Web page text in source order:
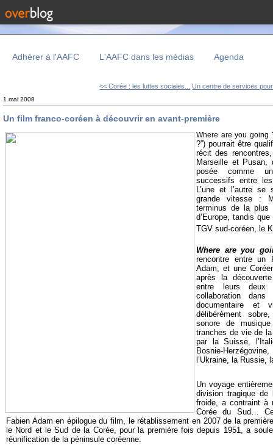
Adhérer à l'AAFC L'AAFC dans les médias Agenda
<< Corée : les luttes sociales... Un centre de services
1 mai 2008
Un film franco-coréen à découvrir en avant-première
Where are you going
?”) pourrait être
récit des
Marseille et Pusan,
posée comme
successifs entre
L’une et l’autre
grande vitesse :
terminus de la plus
d’Europe, tandis
TGV sud-coréen, le
Where are you
rencontre entre un
Adam, et une
après la
entre leurs
collaboration
documentaire et
délibérément
sonore de
tranches de vie de
par la Suisse,
Bosnie-
l’Ukraine, la Russie,
Un voyage
division tragique
froide, a contraint à
Corée du Sud…
Fabien Adam en épilogue du film, le rétablissement en 2007 de la
le Nord et le Sud de la Corée, pour la première fois depuis 1951, a
réunification de la péninsule coréenne.